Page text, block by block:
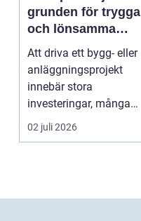
grunden för trygga
och lönsamma
byggprojekt
Att driva ett bygg- eller
anläggningsprojekt
innebär stora
investeringar, många
aktörer och ofta tuf...
02 juli 2026